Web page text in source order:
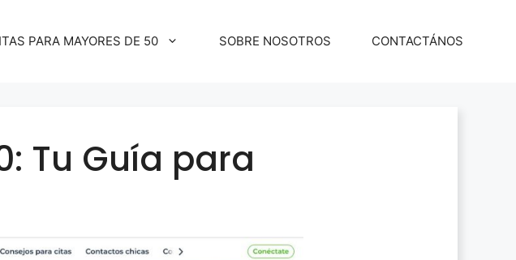
PARA MAYORES DE 50 SOBRE NOSOTROS CONTACTÁNOS
Tu Guía para